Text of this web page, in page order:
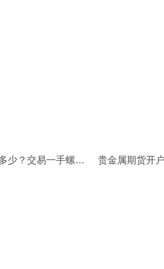
螺纹钢期货手续费是多少？交易一手螺纹钢需要多少保证金？